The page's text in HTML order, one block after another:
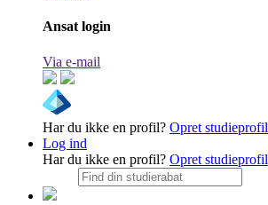
Ansat login
Via e-mail
Har du ikke en profil? Opret studieprofil
Log ind
Har du ikke en profil? Opret studieprofil